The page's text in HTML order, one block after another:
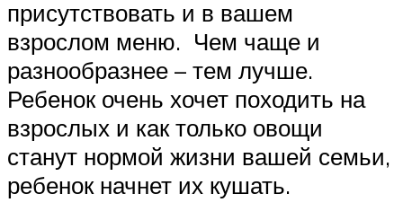
присутствовать и в вашем
взрослом меню. Чем чаще и
разнообразнее – тем лучше.
Ребенок очень хочет походить на
взрослых и как только овощи
станут нормой жизни вашей семьи,
ребенок начнет их кушать.